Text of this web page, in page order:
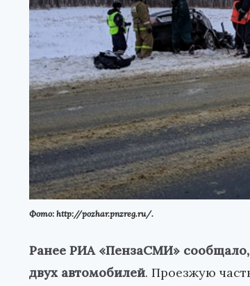
Фото: http://pozhar.pnzreg.ru/.
Ранее РИА «ПензаСМИ»
двух автомобилей. Проезжую